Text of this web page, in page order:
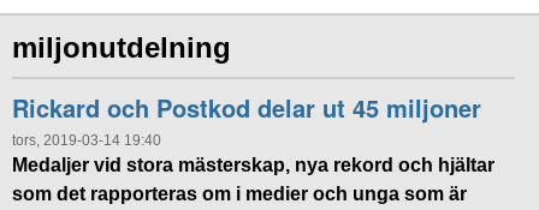
miljonutdelning
Rickard och Postkod delar ut 45 miljoner
tors, 2019-03-14 19:40
Medaljer vid stora mästerskap, nya rekord och hjältar
som det rapporteras om i medier och unga som är